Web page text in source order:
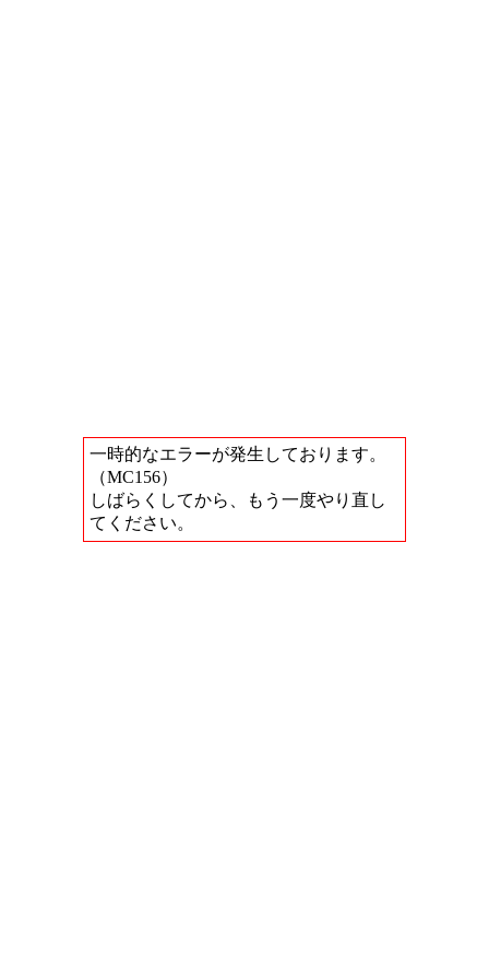
一時的なエラーが発生しております。
（MC156）
しばらくしてから、もう一度やり直し
てください。